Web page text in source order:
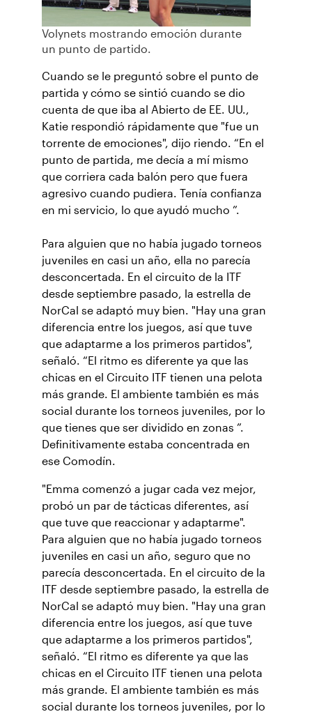
Volynets mostrando emoción durante
un punto de partido.
Cuando se le preguntó sobre el punto de
partida y cómo se sintió cuando se dio
cuenta de que iba al Abierto de EE. UU.,
Katie respondió rápidamente que "fue un
torrente de emociones", dijo riendo. “En el
punto de partida, me decía a mí mismo
que corriera cada balón pero que fuera
agresivo cuando pudiera. Tenía confianza
en mi servicio, lo que ayudó mucho ”.
Para alguien que no había jugado torneos
juveniles en casi un año, ella no parecía
desconcertada. En el circuito de la ITF
desde septiembre pasado, la estrella de
NorCal se adaptó muy bien. "Hay una gran
diferencia entre los juegos, así que tuve
que adaptarme a los primeros partidos",
señaló. “El ritmo es diferente ya que las
chicas en el Circuito ITF tienen una pelota
más grande. El ambiente también es más
social durante los torneos juveniles, por lo
que tienes que ser dividido en zonas ”.
Definitivamente estaba concentrada en
ese Comodín.
"Emma comenzó a jugar cada vez mejor,
probó un par de tácticas diferentes, así
que tuve que reaccionar y adaptarme".
Para alguien que no había jugado torneos
juveniles en casi un año, seguro que no
parecía desconcertada. En el circuito de la
ITF desde septiembre pasado, la estrella de
NorCal se adaptó muy bien. "Hay una gran
diferencia entre los juegos, así que tuve
que adaptarme a los primeros partidos",
señaló. “El ritmo es diferente ya que las
chicas en el Circuito ITF tienen una pelota
más grande. El ambiente también es más
social durante los torneos juveniles, por lo